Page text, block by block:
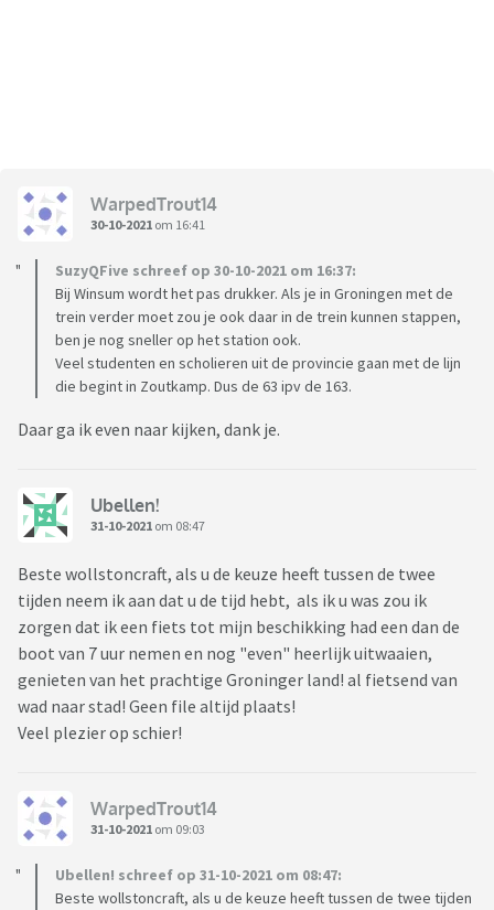
WarpedTrout14
30-10-2021 om 16:41
SuzyQFive schreef op 30-10-2021 om 16:37:
Bij Winsum wordt het pas drukker. Als je in Groningen met de
trein verder moet zou je ook daar in de trein kunnen stappen,
ben je nog sneller op het station ook.
Veel studenten en scholieren uit de provincie gaan met de lijn
die begint in Zoutkamp. Dus de 63 ipv de 163.
Daar ga ik even naar kijken, dank je.
Ubellen!
31-10-2021 om 08:47
Beste wollstoncraft, als u de keuze heeft tussen de twee
tijden neem ik aan dat u de tijd hebt, als ik u was zou ik
zorgen dat ik een fiets tot mijn beschikking had een dan de
boot van 7 uur nemen en nog "even" heerlijk uitwaaien,
genieten van het prachtige Groninger land! al fietsend van
wad naar stad! Geen file altijd plaats!
Veel plezier op schier!
WarpedTrout14
31-10-2021 om 09:03
Ubellen! schreef op 31-10-2021 om 08:47:
Beste wollstoncraft, als u de keuze heeft tussen de twee tijden